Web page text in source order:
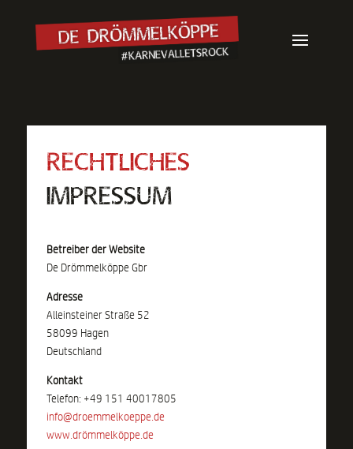
RECHTLICHES
IMPRESSUM
Betreiber der Website
De Drömmelköppe Gbr
Adresse
Alleinsteiner Straße 52
58099 Hagen
Deutschland
Kontakt
Telefon: +49 151 40017805
info@droemmelkoeppe.de
www.drömmelköppe.de